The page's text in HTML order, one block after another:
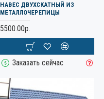
НАВЕС ДВУХСКАТНЫЙ ИЗ
МЕТАЛЛОЧЕРЕПИЦЫ
5500.00р.
Заказать сейчас